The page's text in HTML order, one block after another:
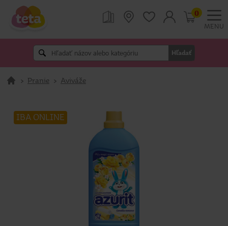
MENU
Hľadať
0
> Pranie > Aviváže
IBA ONLINE